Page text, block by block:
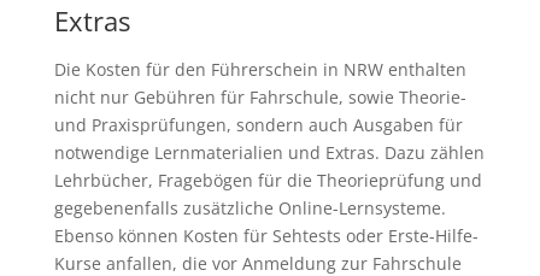
Extras
Die Kosten für den Führerschein in NRW enthalten
nicht nur Gebühren für Fahrschule, sowie Theorie-
und Praxisprüfungen, sondern auch Ausgaben für
notwendige Lernmaterialien und Extras. Dazu zählen
Lehrbücher, Fragebögen für die Theorieprüfung und
gegebenenfalls zusätzliche Online-Lernsysteme.
Ebenso können Kosten für Sehtests oder Erste-Hilfe-
Kurse anfallen, die vor Anmeldung zur Fahrschule